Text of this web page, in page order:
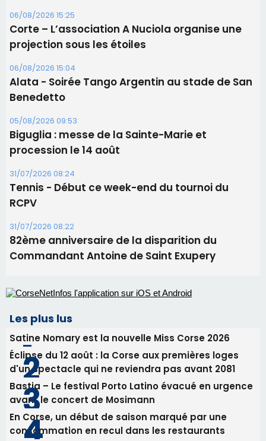
06/08/2026 15:25
Corte – L’association A Nuciola organise une
projection sous les étoiles
06/08/2026 15:04
Alata - Soirée Tango Argentin au stade de San
Benedetto
05/08/2026 09:53
Biguglia : messe de la Sainte-Marie et
procession le 14 août
31/07/2026 08:24
Tennis - Début ce week-end du tournoi du
RCPV
31/07/2026 08:22
82ème anniversaire de la disparition du
Commandant Antoine de Saint Exupery
Les plus lus
Satine Nomary est la nouvelle Miss Corse 2026
Éclipse du 12 août : la Corse aux premières loges
d'un spectacle qui ne reviendra pas avant 2081
Bastia – Le festival Porto Latino évacué en urgence
avant le concert de Mosimann
En Corse, un début de saison marqué par une
consommation en recul dans les restaurants